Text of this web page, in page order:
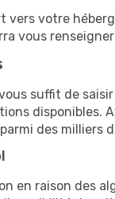
votre
vous
suffit de
des milliers
en raison des